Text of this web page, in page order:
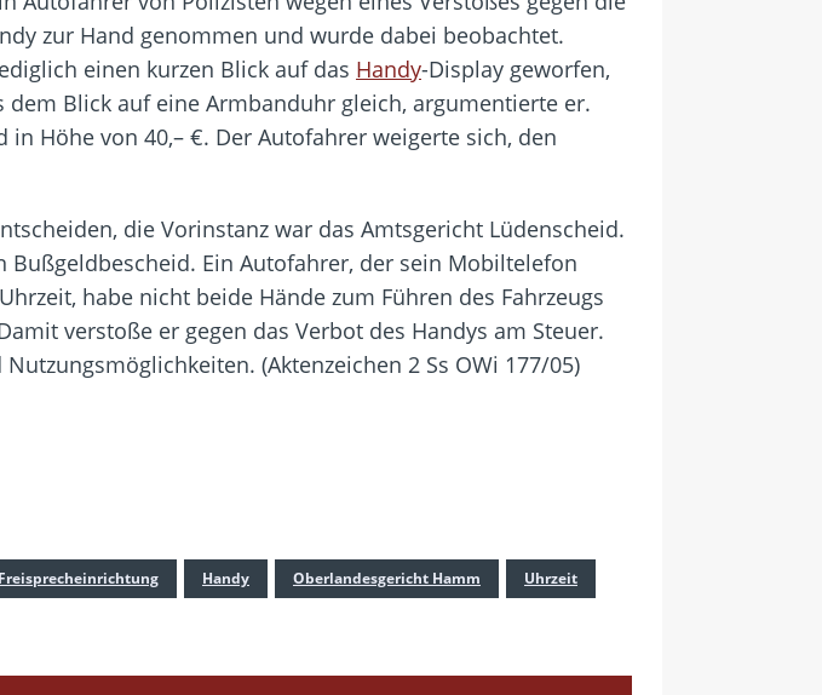
zur Hand genommen und wurde dabei beobachtet.
einen kurzen Blick auf das Handy-Display geworfen,
Blick auf eine Armbanduhr gleich, argumentierte er.
Höhe von 40,– €. Der Autofahrer weigerte sich, den
die Vorinstanz war das Amtsgericht Lüdenscheid.
Ein Autofahrer, der sein Mobiltelefon
habe nicht beide Hände zum Führen des Fahrzeugs
verstoße er gegen das Verbot des Handys am Steuer.
(Aktenzeichen 2 Ss OWi 177/05)
Freisprecheinrichtung Handy Oberlandesgericht Hamm Uhrzeit